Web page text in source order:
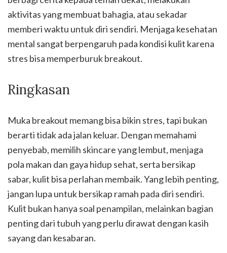
aktivitas yang membuat bahagia, atau sekadar
memberi waktu untuk diri sendiri. Menjaga kesehatan
mental sangat berpengaruh pada kondisi kulit karena
stres bisa memperburuk breakout.
Ringkasan
Muka breakout memang bisa bikin stres, tapi bukan
berarti tidak ada jalan keluar. Dengan memahami
penyebab, memilih skincare yang lembut, menjaga
pola makan dan gaya hidup sehat, serta bersikap
sabar, kulit bisa perlahan membaik. Yang lebih penting,
jangan lupa untuk bersikap ramah pada diri sendiri.
Kulit bukan hanya soal penampilan, melainkan bagian
penting dari tubuh yang perlu dirawat dengan kasih
sayang dan kesabaran.